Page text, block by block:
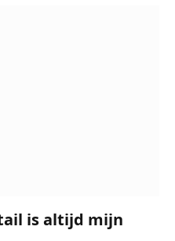
is altijd mijn